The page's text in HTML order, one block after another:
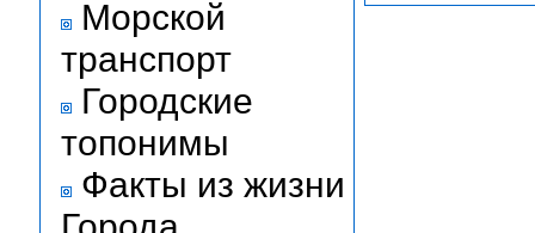
Морской
транспорт
Городские
топонимы
Факты из жизни